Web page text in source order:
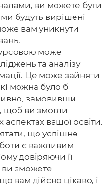
ви можете бути
будуть вирішені
вам уникнути
може
та аналізу
Це може зайняти
можна було б
замовивши
щоб ви змогли
вашої освіти.
що успішне
є важливим
довіряючи її
ви зможете
вам дійсно цікаво, і